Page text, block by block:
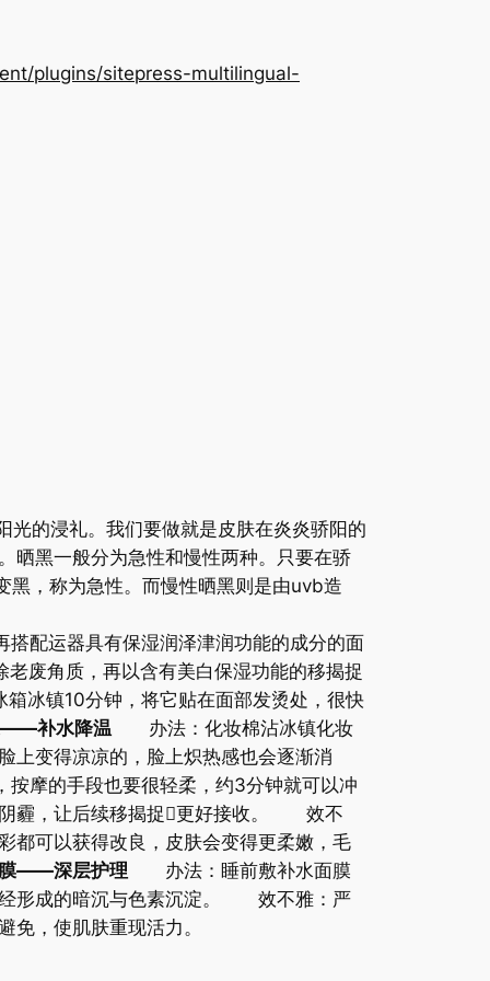
plugins/sitepress-multilingual-
的浸礼。我们要做就是皮肤在炎炎骄阳的
晒黑一般分为急性和慢性两种。只要在骄
黑，称为急性。而慢性晒黑则是由uvb造
配运器具有保湿润泽津润功能的成分的面
废角质，再以含有美白保湿功能的移揭捉
冰镇10分钟，将它贴在面部发烫处，很快
——补水降温 办法：化妆棉沾冰镇化妆
变得凉凉的，脸上炽热感也会逐渐消
摩的手段也要很轻柔，约3分钟就可以冲
阴霾，让后续移揭捉更好接收。 效不
都可以获得改良，皮肤会变得更柔嫩，毛
——深层护理 办法：睡前敷补水面膜
经形成的暗沉与色素沉淀。 效不雅：严
，使肌肤重现活力。